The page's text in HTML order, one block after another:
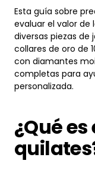
evaluar el valor de
diversas piezas de
collares de oro de
con diamantes
completas para
personalizada.
¿Qué